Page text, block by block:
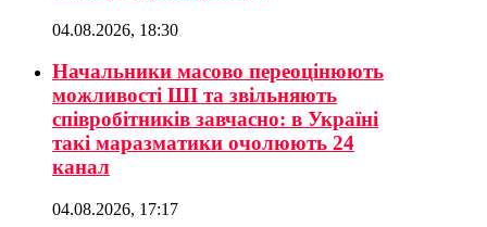
04.08.2026, 18:30
Начальники масово переоцінюють
можливості ШІ та звільняють
співробітників завчасно: в Україні
такі маразматики очолюють 24
канал
04.08.2026, 17:17